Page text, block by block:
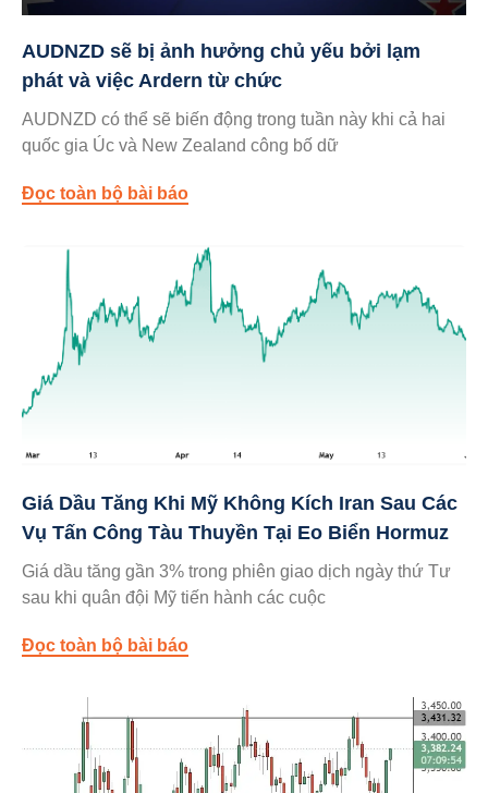
AUDNZD sẽ bị ảnh hưởng chủ yếu bởi lạm
phát và việc Ardern từ chức
AUDNZD có thể sẽ biến động trong tuần này khi cả hai
quốc gia Úc và New Zealand công bố dữ
Đọc toàn bộ bài báo
Giá Dầu Tăng Khi Mỹ Không Kích Iran Sau Các
Vụ Tấn Công Tàu Thuyền Tại Eo Biển Hormuz
Giá dầu tăng gần 3% trong phiên giao dịch ngày thứ Tư
sau khi quân đội Mỹ tiến hành các cuộc
Đọc toàn bộ bài báo